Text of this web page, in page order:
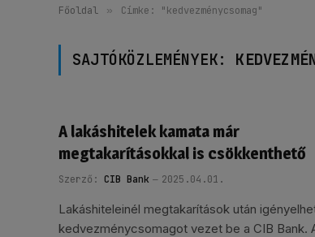
Főoldal » Címke: "kedvezménycsomag"
SAJTÓKÖZLEMÉNYEK:
A lakáshitelek kamata már
megtakarításokkal is csökkenthető
Szerző: CIB Bank 2025.04.01.
Lakáshiteleinél megtakarítások után
kedvezménycsomagot vezet be a CIB Bank.